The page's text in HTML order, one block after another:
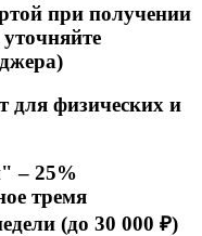
при получении
для физических и
– 25%
тремя
(до 30 000 ₽)